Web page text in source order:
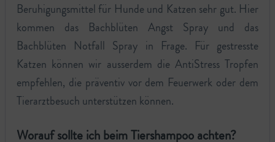
Beruhigungsmittel für Hunde und Katzen sehr gut. Hier
kommen das Bachblüten Angst Spray und das
Bachblüten Notfall Spray in Frage. Für gestresste
Katzen können wir ausserdem die AntiStress Tropfen
empfehlen, die präventiv vor dem Feuerwerk oder dem
Tierarztbesuch unterstützen können.
Worauf sollte ich beim Tiershampoo achten?